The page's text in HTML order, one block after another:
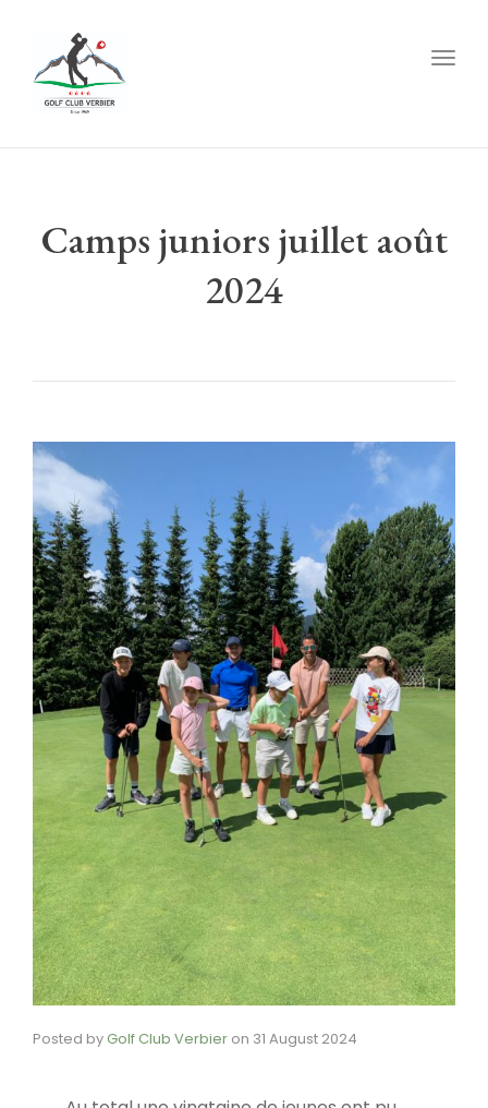
Camps juniors juillet août
2024
Posted byGolf Club Verbier on 31 August 2024